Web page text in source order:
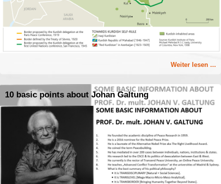
Weiter lesen ...
10 basic points about Johan Galtung